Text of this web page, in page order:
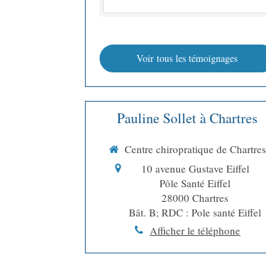
Voir tous les témoignages
Pauline Sollet à Chartres
Centre chiropratique de Chartres
10 avenue Gustave Eiffel
Pôle Santé Eiffel
28000 Chartres
Bât. B; RDC : Pole santé Eiffel
Afficher le téléphone